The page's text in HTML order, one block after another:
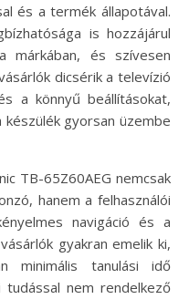
és a termék állapotával.
is hozzájárul
márkában, és szívesen
dicsérik a televízió
a könnyű beállításokat,
gyorsan üzembe
TB-65Z60AEG nemcsak
hanem a felhasználói
navigáció és a
gyakran emelik ki,
minimális tanulási idő
tudással nem rendelkező